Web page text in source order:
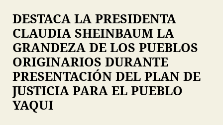
DESTACA LA PRESIDENTA
CLAUDIA SHEINBAUM LA
GRANDEZA DE LOS PUEBLOS
ORIGINARIOS DURANTE
PRESENTACIÓN DEL PLAN DE
JUSTICIA PARA EL PUEBLO
YAQUI